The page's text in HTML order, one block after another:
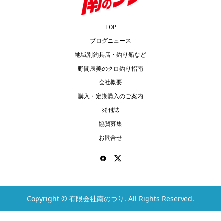
TOP
ブログニュース
地域別釣具店・釣り船など
野間辰美のクロ釣り指南
会社概要
購入・定期購入のご案内
発刊誌
協賛募集
お問合せ
Copyright © 有限会社南のつり. All Rights Reserved.